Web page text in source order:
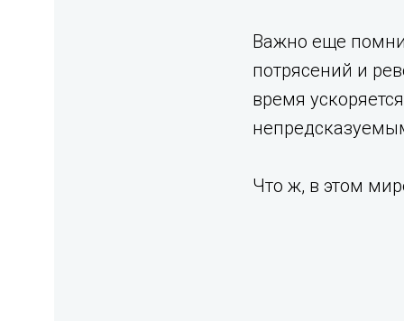
Важно еще
потрясений и
время
Что ж, в этом